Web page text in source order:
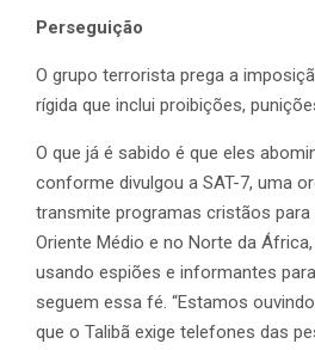
Perseguição
O grupo terrorista prega a
rígida que inclui proibições,
O que já é sabido é que eles
conforme divulgou a SAT-7, uma
transmite programas cristãos
Oriente Médio e no Norte da
usando espiões e informantes
seguem essa fé. “Estamos
que o Talibã exige telefones das